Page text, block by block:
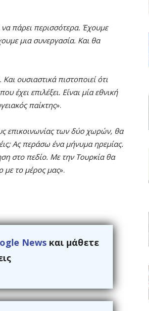
πάρει περισσότερα. Έχουμε
μια συνεργασία. Και θα
ουσιαστικά πιστοποιεί ότι
έχει επιλέξει. Είναι μία εθνική
παίκτης».
επικοινωνίας των δύο χωρών, θα
Ας περάσω ένα μήνυμα ηρεμίας.
στο πεδίο. Με την Τουρκία θα
με το μέρος μας».
Newsκαι μάθετε